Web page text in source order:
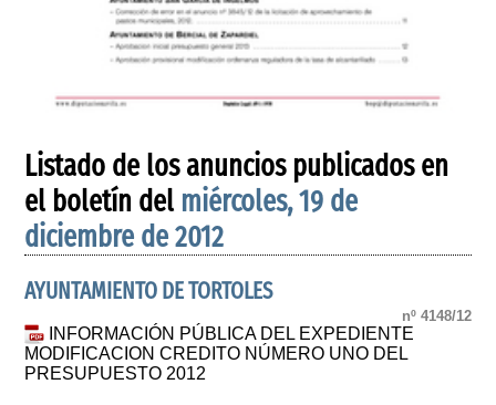
Listado de los anuncios publicados en
el boletín del miércoles, 19 de
diciembre de 2012
AYUNTAMIENTO DE TORTOLES
nº 4148/12
INFORMACIÓN PÚBLICA DEL EXPEDIENTE
MODIFICACION CREDITO NÚMERO UNO DEL
PRESUPUESTO 2012